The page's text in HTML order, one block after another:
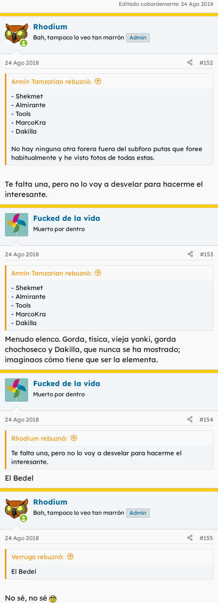
Editado cobardemente: 24 Ago 2018
Rhodium
Bah, tampoco lo veo tan marrón Admin
24 Ago 2018 #152
Armin Tamzarian rebuznó:
- Shekmet
- Almirante
- Tools
- MarcoKra
- Dakilla
No hay ninguna otra forera fuera del subforo putas que foree
habitualmente y he visto fotos de todas estas.
Te falta una, pero no lo voy a desvelar para hacerme el
interesante.
Fucked de la vida
Muerto por dentro
24 Ago 2018 #153
Armin Tamzarian rebuznó:
- Shekmet
- Almirante
- Tools
- MarcoKra
- Dakilla
Menudo elenco. Gorda, tísica, vieja yonki, gorda
chochoseco y Dakilla, que nunca se ha mostrado;
imaginaos cómo tiene que ser la elementa.
Fucked de la vida
Muerto por dentro
24 Ago 2018 #154
Rhodium rebuznó:
Te falta una, pero no lo voy a desvelar para hacerme el
interesante.
El Bedel
Rhodium
Bah, tampoco lo veo tan marrón Admin
24 Ago 2018 #155
Verruga rebuznó:
El Bedel
No sé, no sé